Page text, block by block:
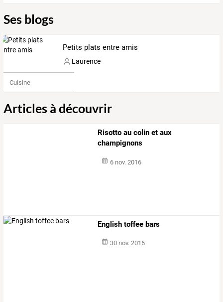
Ses blogs
Petits plats entre amis
Laurence
Cuisine
Articles à découvrir
Risotto au colin et aux
champignons
6 nov. 2016
English toffee bars
30 nov. 2016